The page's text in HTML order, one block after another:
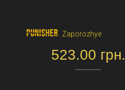
Zaporozhye
523.00 грн.